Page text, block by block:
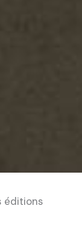
éditions